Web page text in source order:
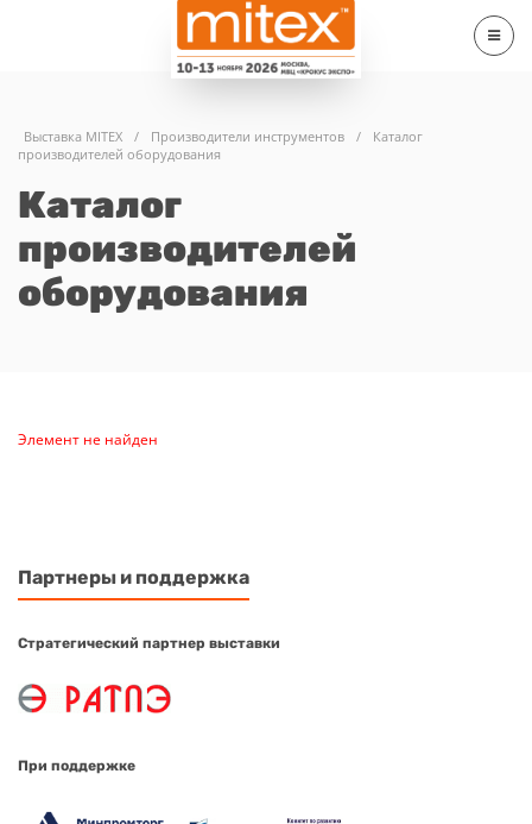
Выставка MITEX / Производители инструментов /
Каталог
производителей оборудования
Каталог
производителей
оборудования
Элемент не найден
Партнеры и поддержка
Стратегический партнер выставки
При поддержке